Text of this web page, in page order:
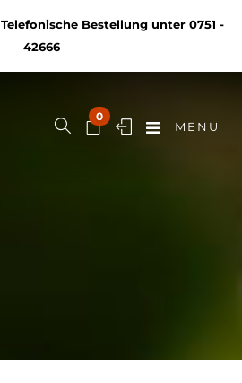
Telefonische Bestellung unter 0751 -
42666
0
MENU